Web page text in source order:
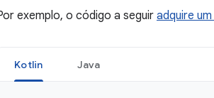
exemplo, o código a seguiradquire
Kotlin Java